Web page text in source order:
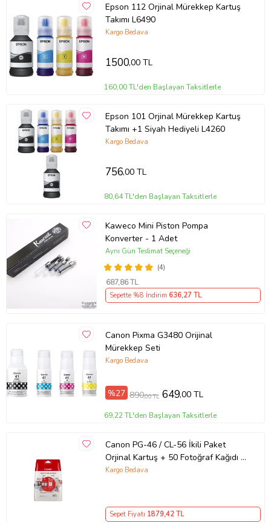
Epson 112 Orjinal Mürekkep Kartuş
Takımı L6490
Kargo Bedava
1500,00 TL
160,00 TL'den Başlayan Taksitlerle
Epson 101 Orjinal Mürekkep Kartuş
Takımı +1 Siyah Hediyeli L4260
Kargo Bedava
756,00 TL
80,64 TL'den Başlayan Taksitlerle
Kaweco Mini Piston Pompa
Konverter - 1 Adet
(4)
Aynı Gün Teslimat Seçeneği
687,86 TL
Sepette %8 İndirim 636,27 TL
Canon Pixma G3480 Orijinal
Mürekkep Seti
Kargo Bedava
%27 890,00 TL 649,00 TL
69,22 TL'den Başlayan Taksitlerle
Canon PG-46 / CL-56 İkili Paket
Orjinal Kartuş + 50 Fotoğraf Kağıdı -
E204 / E304
Kargo Bedava
Sepet Fiyatı 1879,42 TL